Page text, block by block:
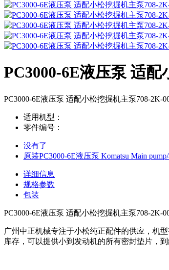
PC3000-6E液压泵 适配
PC3000-6E液压泵 适配小松挖掘机主泵708-2K-
适用机型：
零件编号：
没有了
原装PC3000-6E液压泵 Komatsu Main
详细信息
规格参数
包装
PC3000-6E液压泵 适配小松挖掘机主泵708-2K-
广州中正机械专注于小松纯正配件的供应，机型
库存，可以提供小到发动机的所有密封垫片，